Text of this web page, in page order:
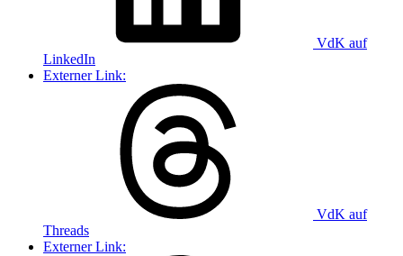
VdK auf
LinkedIn
Externer Link:
VdK auf
Threads
Externer Link: